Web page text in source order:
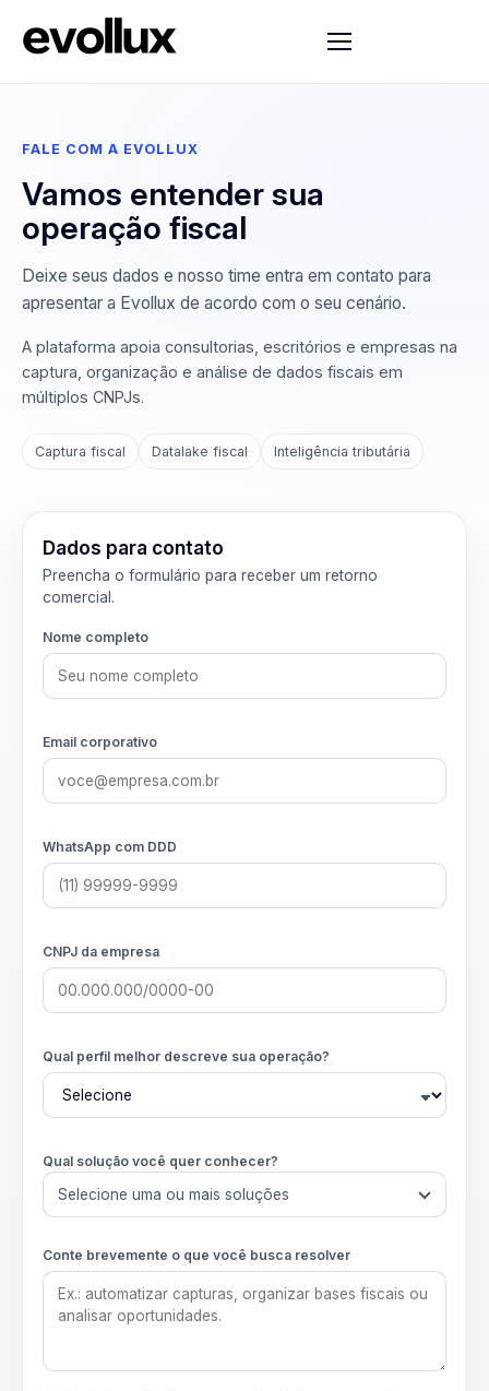
FALE COM A EVOLLUX
Vamos entender sua
operação fiscal
Deixe seus dados e nosso time entra em contato para
apresentar a Evollux de acordo com o seu cenário.
A plataforma apoia consultorias, escritórios e empresas na
captura, organização e análise de dados fiscais em
múltiplos CNPJs.
Captura fiscal Datalake fiscal Inteligência tributária
Dados para contato
Preencha o formulário para receber um retorno
comercial.
Nome completo
Email corporativo
WhatsApp com DDD
CNPJ da empresa
Qual perfil melhor descreve sua operação?
Qual solução você quer conhecer?
Selecione uma ou mais soluções
Conte brevemente o que você busca resolver